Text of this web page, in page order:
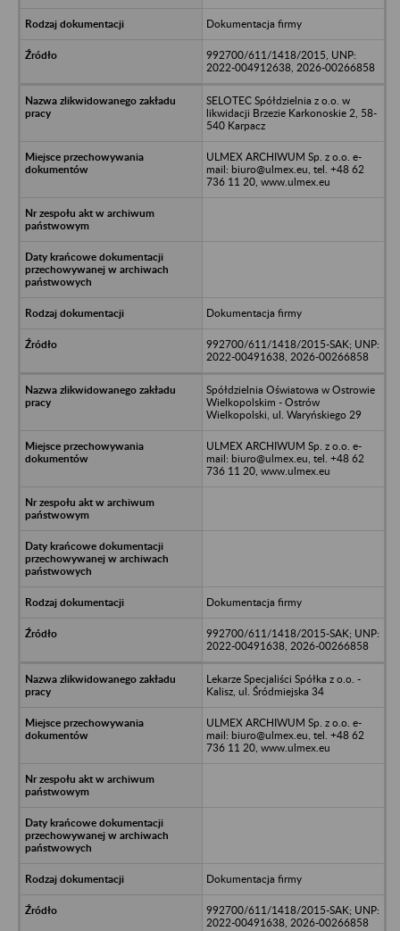
Dokumentacja firmy
992700/611/1418/2015, UNP:
2022-004912638, 2026-00266858
SELOTEC Spółdzielnia z o.o. w
likwidacji Brzezie Karkonoskie 2, 58-
540 Karpacz
ULMEX ARCHIWUM Sp. z o.o. e-
mail: biuro@ulmex.eu, tel. +48 62
736 11 20, www.ulmex.eu
Dokumentacja firmy
992700/611/1418/2015-SAK; UNP:
2022-00491638, 2026-00266858
Spółdzielnia Oświatowa w Ostrowie
Wielkopolskim - Ostrów
Wielkopolski, ul. Waryńskiego 29
ULMEX ARCHIWUM Sp. z o.o. e-
mail: biuro@ulmex.eu, tel. +48 62
736 11 20, www.ulmex.eu
Dokumentacja firmy
992700/611/1418/2015-SAK; UNP:
2022-00491638, 2026-00266858
Lekarze Specjaliści Spółka z o.o. -
Kalisz, ul. Śródmiejska 34
ULMEX ARCHIWUM Sp. z o.o. e-
mail: biuro@ulmex.eu, tel. +48 62
736 11 20, www.ulmex.eu
Dokumentacja firmy
992700/611/1418/2015-SAK; UNP:
2022-00491638, 2026-00266858